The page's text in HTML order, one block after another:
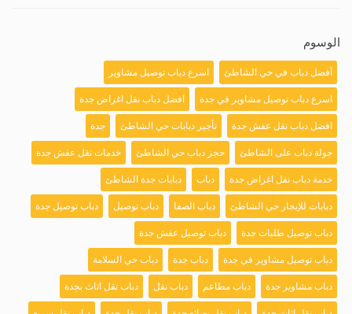
الوسوم
أفضل دباب في حي الشاطئ اسرع دباب توصيل مشاوير
اسرع دباب توصيل مشاوير في جدة افضل دباب نقل اغراض جدة
افضل دباب نقل عفش جدة تأجير دبابات حي الشاطئ جدة
جولة دباب على الشاطئ حجز دباب حي الشاطئ خدمات نقل عفش جدة
خدمة دباب نقل اغراض جدة دباب دبابات جدة الشاطئ
دبابات للإيجار حي الشاطئ دباب الصفا دباب توصيل دباب توصيل جدة
دباب توصيل طلبات جدة دباب توصيل عفش جدة
دباب توصيل مشاوير في جدة دباب جدة دباب حي السلامة
دباب مشاوير جدة دباب مطاعم دباب نقل دباب نقل اثاث بجدة